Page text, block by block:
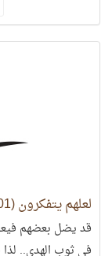
لعلهم يتفكرون (101)
قد يضل بعضهم
في ثوب الهدى.. لذا